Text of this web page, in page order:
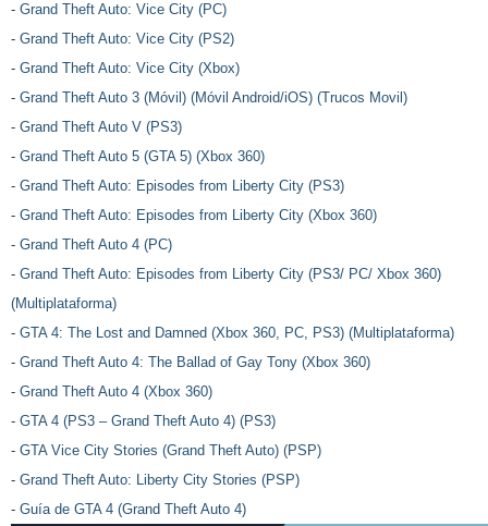
- Grand Theft Auto: Vice City (PC)
- Grand Theft Auto: Vice City (PS2)
- Grand Theft Auto: Vice City (Xbox)
- Grand Theft Auto 3 (Móvil) (Móvil Android/iOS) (Trucos Movil)
- Grand Theft Auto V (PS3)
- Grand Theft Auto 5 (GTA 5) (Xbox 360)
- Grand Theft Auto: Episodes from Liberty City (PS3)
- Grand Theft Auto: Episodes from Liberty City (Xbox 360)
- Grand Theft Auto 4 (PC)
- Grand Theft Auto: Episodes from Liberty City (PS3/ PC/ Xbox 360)
(Multiplataforma)
- GTA 4: The Lost and Damned (Xbox 360, PC, PS3) (Multiplataforma)
- Grand Theft Auto 4: The Ballad of Gay Tony (Xbox 360)
- Grand Theft Auto 4 (Xbox 360)
- GTA 4 (PS3 – Grand Theft Auto 4) (PS3)
- GTA Vice City Stories (Grand Theft Auto) (PSP)
- Grand Theft Auto: Liberty City Stories (PSP)
- Guía de GTA 4 (Grand Theft Auto 4)